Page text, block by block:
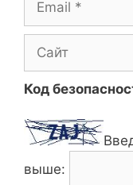
Код
выше: